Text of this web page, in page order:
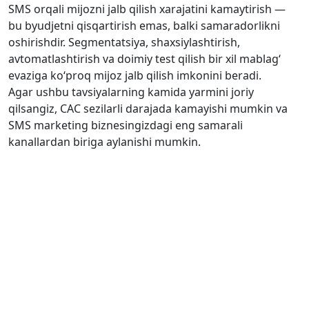
SMS orqali mijozni jalb qilish xarajatini kamaytirish —
bu byudjetni qisqartirish emas, balki samaradorlikni
oshirishdir. Segmentatsiya, shaxsiylashtirish,
avtomatlashtirish va doimiy test qilish bir xil mablag‘
evaziga ko‘proq mijoz jalb qilish imkonini beradi.
Agar ushbu tavsiyalarning kamida yarmini joriy
qilsangiz, CAC sezilarli darajada kamayishi mumkin va
SMS marketing biznesingizdagi eng samarali
kanallardan biriga aylanishi mumkin.